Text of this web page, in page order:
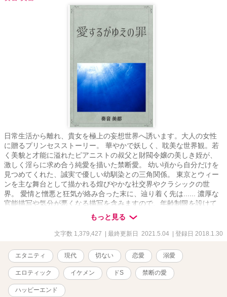
日常生活から離れ、貴女を極上の妄想世界へ誘います。大人の女性
に贈るプリンセスストーリー。 華やかで妖しく、耽美な世界観。若
く美貌と才能に溢れたピアニストの叔父と財閥令嬢の美しき姪が、
激しく淫らに求め合う純愛を描いた禁断愛。 幼い頃から自分だけを
見つめてくれた、誠実で優しい幼馴染との三角関係。 東京とウィー
ンを主な舞台として描かれる煌びやかな社交界やクラシックの世
界。 愛情と憎悪と狂気が絡み合った末に、辿り着く先は...... 濃厚な
官能描写や気分が悪くなる描写を含みますので、年齢制限を設けて
いますが、それ以外にも不快に思う方は読まないで下さい。 殆どの
メインキャラが美男美女という、現実には有り得ない世界観で描い
ておりますので、それを受け入れられない方にはお勧めいたしませ
には一切関係ありません。 また、法律・法令に反する行為を容
認・推奨するものではありません。
もっと見る
文字数 1,379,427 | 最終更新日 2021.5.04 | 登録日 2018.1.30
エタニティ 現代 切ない 恋愛 溺愛
エロティック イケメン ドS 禁断の愛
ハッピーエンド